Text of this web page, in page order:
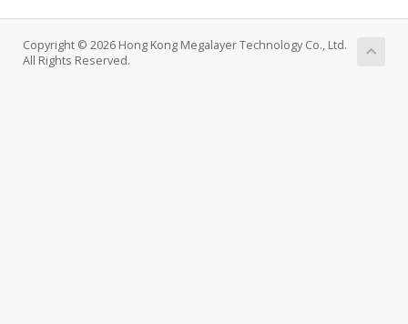
Copyright © 2026 Hong Kong Megalayer Technology Co., Ltd.
All Rights Reserved.